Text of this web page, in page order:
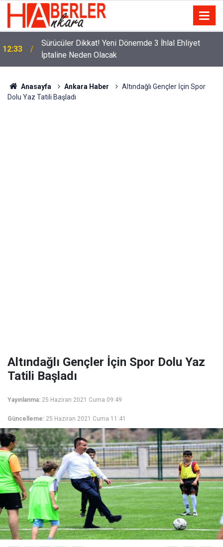
12:33
Sürücüler Dikkat! Yeni Dönemde 3 İhlal Ehliyet
İptaline Neden Olacak
Anasayfa Ankara Haber
Altındağlı Gençler İçin Spor
Dolu Yaz Tatili Başladı
Altındağlı Gençler İçin Spor Dolu Yaz
Tatili Başladı
Yayınlanma: 25 Haziran 2021 Cuma 09:49
Güncelleme: 25 Haziran 2021 Cuma 11:41